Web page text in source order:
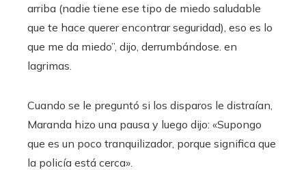
arriba (nadie tiene ese tipo de miedo saludable
que te hace querer encontrar seguridad), eso es lo
que me da miedo”, dijo, derrumbándose. en
lagrimas.
Cuando se le preguntó si los disparos le distraían,
Maranda hizo una pausa y luego dijo: «Supongo
que es un poco tranquilizador, porque significa que
la policía está cerca».